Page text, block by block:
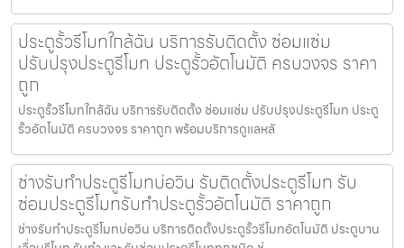
ประตูรั้วรีโมทใกล้ฉัน บริการรับติดตั้ง ซ่อมแซ่ม
ปรับปรุงประตูรีโมท ประตูรั้วอัตโนมัติ ครบวงจร ราคา
ถูก
ประตูรั้วรีโมทใกล้ฉัน บริการรับติดตั้ง ซ่อมแซ่ม ปรับปรุงประตูรีโมท ประตู
รั้วอัตโนมัติ ครบวงจร ราคาถูก พร้อมบริการดูแลหลั
ช่างรับทำประตูรีโมทบ่อวิน รับติดตั้งประตูรีโมท รับ
ซ่อมประตูรีโมทรับทำประตูรั้วอัตโนมัติ ราคาถูก
ช่างรับทำประตูรีโมทบ่อวิน บริการติดตั้งประตูรั้วรีโมทอัตโนมัติ ประตูบาน